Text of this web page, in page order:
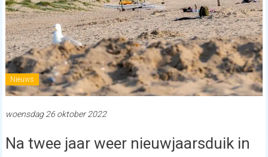
Nieuws
woensdag 26 oktober 2022
Na twee jaar weer nieuwjaarsduik in